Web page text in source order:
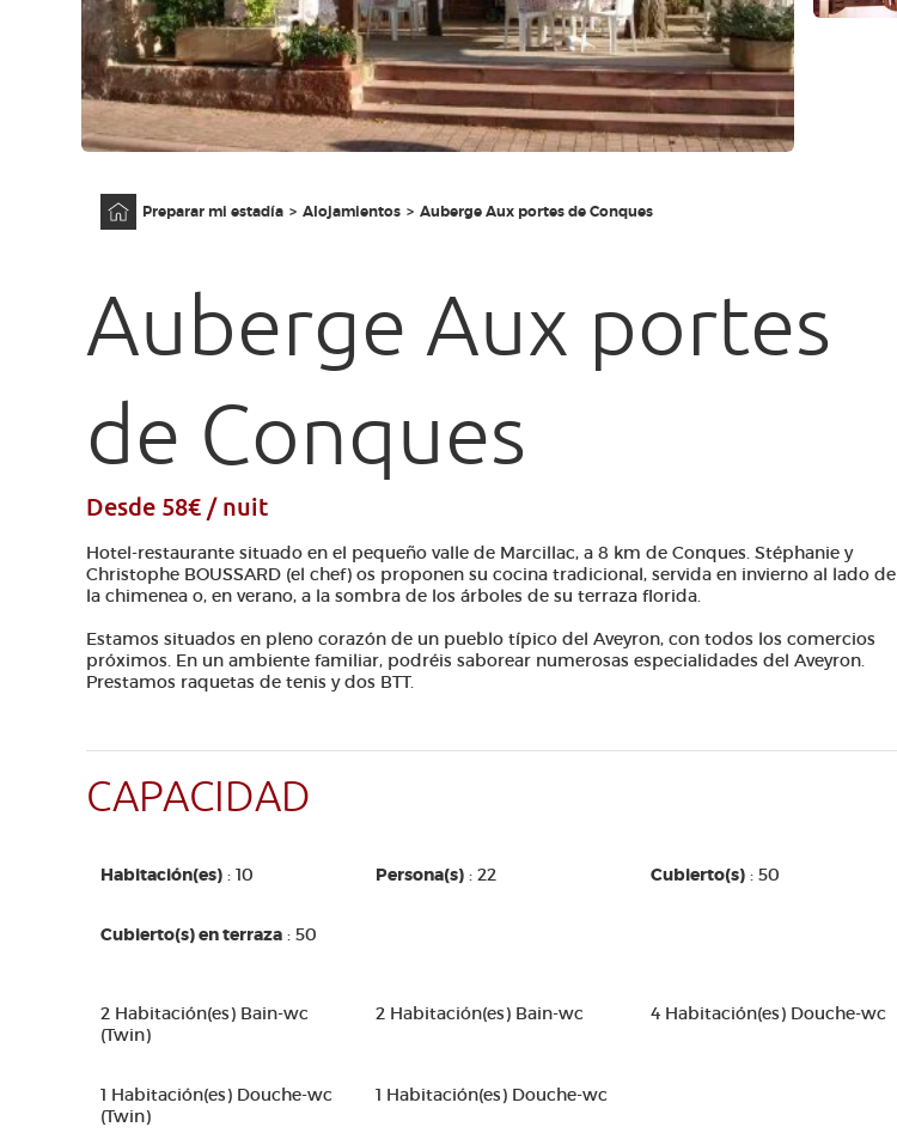
Preparar mi estadía Alojamientos Auberge Aux portes de Conques
Auberge Aux portes
de Conques
Desde 58€ / nuit
Hotel-restaurante situado en el pequeño valle de Marcillac, a 8 km de Conques. Stéphanie y
Christophe BOUSSARD (el chef) os proponen su cocina tradicional, servida en invierno al lado de
la chimenea o, en verano, a la sombra de los árboles de su terraza florida.
Estamos situados en pleno corazón de un pueblo típico del Aveyron, con todos los comercios
próximos. En un ambiente familiar, podréis saborear numerosas especialidades del Aveyron.
Prestamos raquetas de tenis y dos BTT.
CAPACIDAD
Habitación(es) : 10 Persona(s) : 22 Cubierto(s) : 50
Cubierto(s) en terraza : 50
2 Habitación(es) Bain-wc
(Twin)
2 Habitación(es) Bain-wc 4 Habitación(es) Douche-wc
1 Habitación(es) Douche-wc
(Twin)
1 Habitación(es) Douche-wc